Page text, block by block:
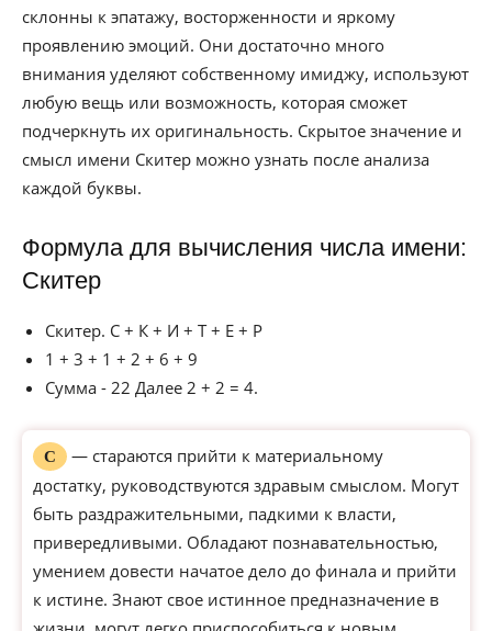
склонны к эпатажу, восторженности и яркому
проявлению эмоций. Они достаточно много
внимания уделяют собственному имиджу, используют
любую вещь или возможность, которая сможет
подчеркнуть их оригинальность. Скрытое значение и
смысл имени Скитер можно узнать после анализа
каждой буквы.
Формула для вычисления числа имени:
Скитер
Скитер. С + К + И + Т + Е + Р
1 + 3 + 1 + 2 + 6 + 9
Сумма - 22 Далее 2 + 2 = 4.
С
— стараются прийти к материальному
достатку, руководствуются здравым смыслом. Могут
быть раздражительными, падкими к власти,
привередливыми. Обладают познавательностью,
умением довести начатое дело до финала и прийти
к истине. Знают свое истинное предназначение в